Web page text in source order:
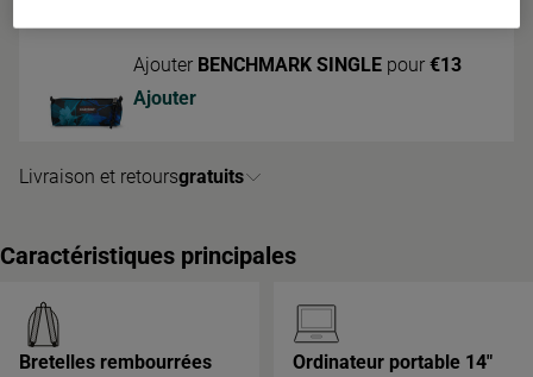
Ajouter BENCHMARK SINGLE pour €13
Ajouter
Livraison et retoursgratuits
Caractéristiques principales
Bretelles rembourrées Ordinateur portable 14"